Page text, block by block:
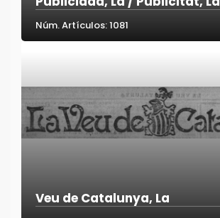
Núm. Artículos: 1081
Veu de Catalunya, La